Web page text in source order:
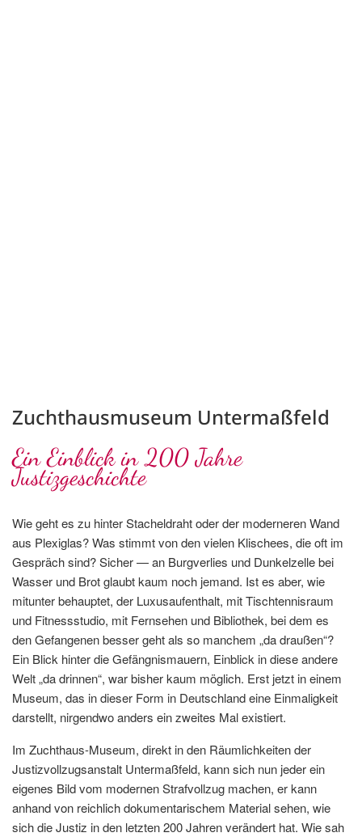
Zuchthausmuseum Untermaßfeld
Ein Einblick in 200 Jahre
Justizgeschichte
Wie geht es zu hinter Stacheldraht oder der moderneren Wand
aus Plexiglas? Was stimmt von den vielen Klischees, die oft im
Gespräch sind? Sicher — an Burgverlies und Dunkelzelle bei
Wasser und Brot glaubt kaum noch jemand. Ist es aber, wie
mitunter behauptet, der Luxusaufenthalt, mit Tischtennisraum
und Fitnessstudio, mit Fernsehen und Bibliothek, bei dem es
den Gefangenen besser geht als so manchem „da draußen“?
Ein Blick hinter die Gefängnismauern, Einblick in diese andere
Welt „da drinnen“, war bisher kaum möglich. Erst jetzt in einem
Museum, das in dieser Form in Deutschland eine Einmaligkeit
darstellt, nirgendwo anders ein zweites Mal existiert.
Im Zuchthaus-Museum, direkt in den Räumlichkeiten der
Justizvollzugsanstalt Untermaßfeld, kann sich nun jeder ein
eigenes Bild vom modernen Strafvollzug machen, er kann
anhand von reichlich dokumentarischem Material sehen, wie
sich die Justiz in den letzten 200 Jahren verändert hat. Wie sah